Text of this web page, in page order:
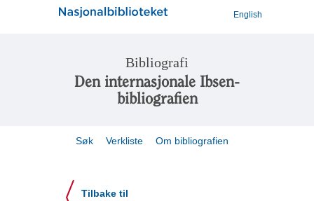
English
Bibliografi
Den internasjonale Ibsen-
bibliografien
Søk Verkliste Om bibliografien
Tilbake til